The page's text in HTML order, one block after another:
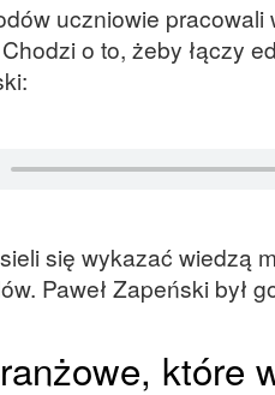
uczniowie
o to, żeby łączy
się wykazać wiedzą
Paweł Zapeński był
które